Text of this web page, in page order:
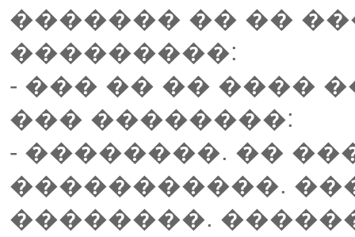
������� �� ��
���������:
- ��� �� �� ����
��� ��������:
- ��������. ��
�����������.
��������.